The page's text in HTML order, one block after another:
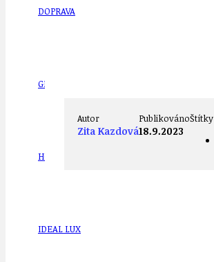
DOPRAVA
GRANTY A DOTACE
HODKOVSKÁ ULICE
IDEAL LUX
Autor
Zita Kazdová
Publikováno
18.9.2023
Štítky